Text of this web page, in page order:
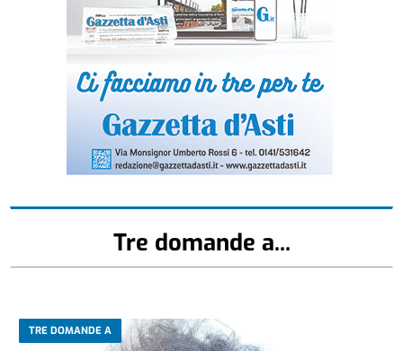
Tre domande a...
TRE DOMANDE A